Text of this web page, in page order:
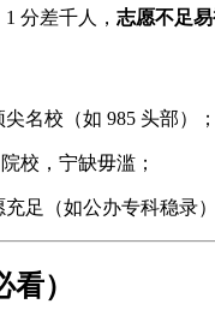
分差千人， 志愿不足
名校（如 985 头部）；
校，宁缺毋滥；
足（如公办专科稳录）
）